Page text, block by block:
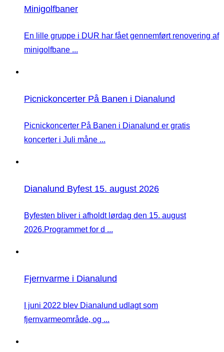
Minigolfbaner
En lille gruppe i DUR har fået gennemført renovering af
minigolfbane ...
Picnickoncerter På Banen i Dianalund
Picnickoncerter På Banen i Dianalund er gratis
koncerter i Juli måne ...
Dianalund Byfest 15. august 2026
Byfesten bliver i afholdt lørdag den 15. august
2026.Programmet for d ...
Fjernvarme i Dianalund
I juni 2022 blev Dianalund udlagt som
fjernvarmeområde, og ...